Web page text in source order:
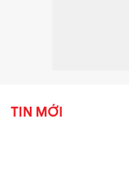
TIN MỚI